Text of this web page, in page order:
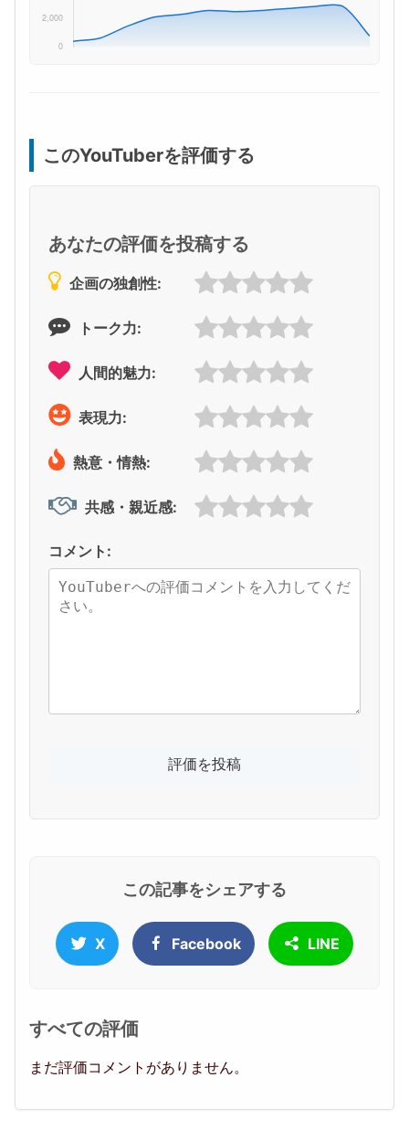
このYouTuberを評価する
あなたの評価を投稿する
企画の独創性:
トーク力:
人間的魅力:
表現力:
熱意・情熱:
共感・親近感:
コメント:
この記事をシェアする
X Facebook LINE
すべての評価
まだ評価コメントがありません。